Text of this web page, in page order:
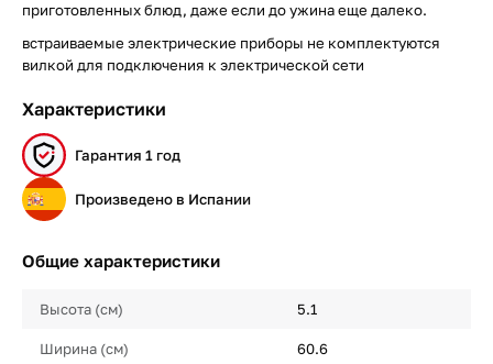
приготовленных блюд, даже если до ужина еще далеко.
встраиваемые электрические приборы не комплектуются
вилкой для подключения к электрической сети
Характеристики
Гарантия 1 год
Произведено в Испании
Общие характеристики
Высота (см) 5.1
Ширина (см) 60.6